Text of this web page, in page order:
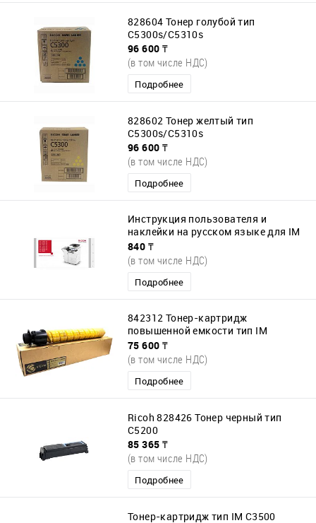
828604 Тонер голубой тип
С5300s/C5310s
96 600 ₸
(в том числе НДС)
Подробнее
828602 Тонер желтый тип
С5300s/C5310s
96 600 ₸
(в том числе НДС)
Подробнее
Инструкция пользователя и
наклейки на русском языке для IM
C2000-6000
840 ₸
(в том числе НДС)
Подробнее
842312 Тонер-картридж
повышенной емкости тип IM
C2500H жёлтый
75 600 ₸
(в том числе НДС)
Подробнее
Ricoh 828426 Тонер черный тип
C5200
85 365 ₸
(в том числе НДС)
Подробнее
Тонер-картридж тип IM C3500